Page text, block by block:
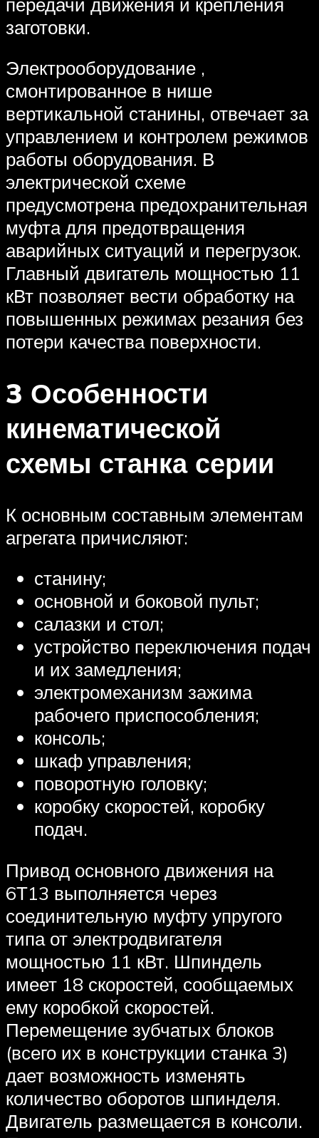
заготовки.
Электрооборудование ,
смонтированное в нише
вертикальной станины, отвечает за
управлением и контролем режимов
работы оборудования. В
электрической схеме
предусмотрена предохранительная
муфта для предотвращения
аварийных ситуаций и перегрузок.
Главный двигатель мощностью 11
кВт позволяет вести обработку на
повышенных режимах резания без
потери качества поверхности.
3 Особенности
кинематической
схемы станка серии
К основным составным элементам
агрегата причисляют:
станину;
основной и боковой пульт;
салазки и стол;
устройство переключения подач
и их замедления;
электромеханизм зажима
рабочего приспособления;
консоль;
шкаф управления;
поворотную головку;
коробку скоростей, коробку
подач.
Привод основного движения на
6Т13 выполняется через
соединительную муфту упругого
типа от электродвигателя
мощностью 11 кВт. Шпиндель
имеет 18 скоростей, сообщаемых
ему коробкой скоростей.
Перемещение зубчатых блоков
(всего их в конструкции станка 3)
дает возможность изменять
количество оборотов шпинделя.
Двигатель размещается в консоли.